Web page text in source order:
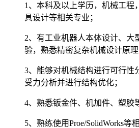
1、本科及以上学历，机械工程
具设计等相关专业；
2、有工业机器人本体设计、大
验，熟悉精密复杂机械设计原理
3、能够对机械结构进行可行性
受力分析并进行结构优化；
4、熟悉钣金件、机加件、塑胶
5、熟练使用Proe/SolidWorks等